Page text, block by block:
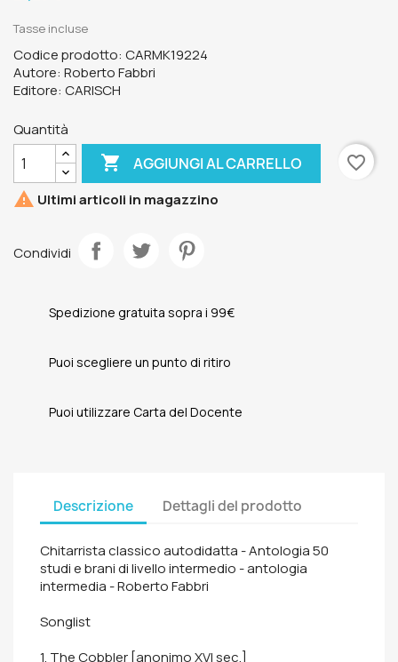
Tasse incluse
Codice prodotto: CARMK19224
Autore: Roberto Fabbri
Editore: CARISCH
Quantità
 AGGIUNGI AL CARRELLO
favorite_border
 Ultimi articoli in magazzino
Condividi
Spedizione gratuita sopra i 99€
Puoi scegliere un punto di ritiro
Puoi utilizzare Carta del Docente
Descrizione Dettagli del prodotto
Chitarrista classico autodidatta - Antologia 50
studi e brani di livello intermedio - antologia
intermedia - Roberto Fabbri
Songlist
1. The Cobbler [anonimo XVI sec.]